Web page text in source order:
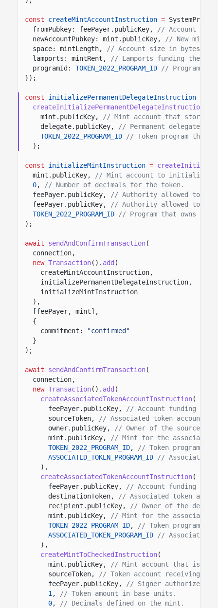
const createMintAccountInstruction =
fromPubkey: feePayer.publicKey,
// Account
newAccountPubkey: mint.publicKey,
// New mint
space: mintLength,
// Account size in bytes for
lamports: mintRent,
// Lamports funding the
programId:
TOKEN_2022_PROGRAM_ID
// Program
});
const initializePermanentDelegateInstruction
createInitializePermanentDelegateInstruction
mint.publicKey,
// Mint account that stores
delegate.publicKey,
// Permanent delegate
TOKEN_2022_PROGRAM_ID
// Token program that
);
const initializeMintInstruction =
mint.publicKey,
// Mint account to initialize.
0,
// Number of decimals for the token.
feePayer.publicKey,
// Authority allowed to
feePayer.publicKey,
// Authority allowed to
TOKEN_2022_PROGRAM_ID
// Program that owns the
);
await sendAndConfirmTransaction(
connection,
new Transaction(). add (
createMintAccountInstruction,
initializePermanentDelegateInstruction,
initializeMintInstruction
),
[feePayer, mint],
{
commitment:
"confirmed"
}
);
await sendAndConfirmTransaction(
connection,
new Transaction(). add (
createAssociatedTokenAccountInstruction(
feePayer.publicKey,
// Account funding the
sourceToken,
// Associated token account
owner.publicKey,
// Owner of the source
mint.publicKey,
// Mint for the associated
TOKEN_2022_PROGRAM_ID,
// Token program
ASSOCIATED_TOKEN_PROGRAM_ID
// Associated
),
createAssociatedTokenAccountInstruction(
feePayer.publicKey,
// Account funding the
destinationToken,
// Associated token
recipient.publicKey,
// Owner of the
mint.publicKey,
// Mint for the associated
TOKEN_2022_PROGRAM_ID,
// Token program
ASSOCIATED_TOKEN_PROGRAM_ID
// Associated
),
createMintToCheckedInstruction(
mint.publicKey,
// Mint account that issues
sourceToken,
// Token account receiving the
feePayer.publicKey,
// Signer authorized to
1 ,
// Token amount in base units.
0,
// Decimals defined on the mint.